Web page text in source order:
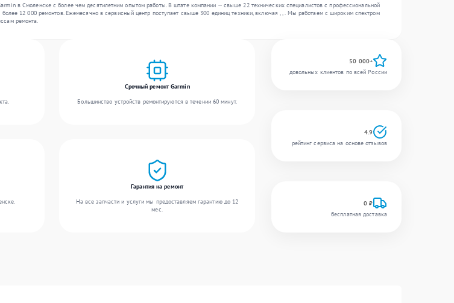
в Смоленске с более чем десятилетним опытом работы. В штате компании — свыше 22 технических специалистов с профессиональной
12 000 ремонтов. Ежемесячно в сервисный центр поступает свыше 300 единиц техники, включая , , . Мы работаем с широким спектром
ремонта.
Срочный ремонт Garmin
Большинство устройств ремонтируются в течении 60 минут.
Гарантия на ремонт
На все запчасти и услуги мы предоставляем гарантию до 12
мес.
50 000+
довольных клиентов по всей России
4.9
рейтинг сервиса на основе отзывов
0 ₽
бесплатная доставка